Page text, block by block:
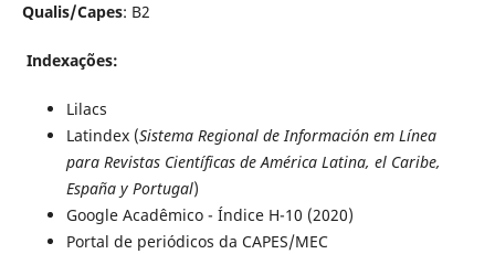
Qualis/Capes: B2
Indexações:
Lilacs
Latindex (Sistema Regional de Información em Lí­nea
para Revistas Cientí­ficas de América Latina, el Caribe,
España y Portugal)
Google Acadêmico - Índice H-10 (2020)
Portal de periódicos da CAPES/MEC